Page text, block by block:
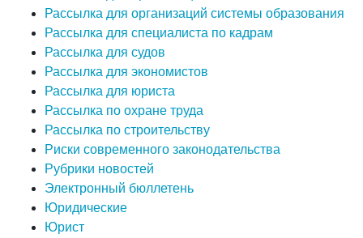
Рассылка для организаций системы образования
Рассылка для специалиста по кадрам
Рассылка для судов
Рассылка для экономистов
Рассылка для юриста
Рассылка по охране труда
Рассылка по строительству
Риски современного законодательства
Рубрики новостей
Электронный бюллетень
Юридические
Юрист